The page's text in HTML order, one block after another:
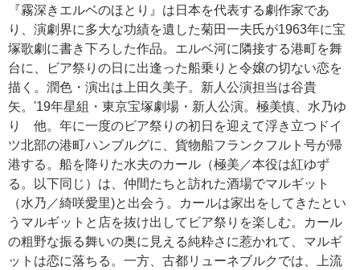
『霧深きエルベのほとり』は日本を代表する劇作家であ
り、演劇界に多大な功績を遺した菊田一夫氏が1963年に宝
塚歌劇に書き下ろした作品。エルベ河に隣接する港町を舞
台に、ビア祭りの日に出逢った船乗りと令嬢の切ない恋を
描く。潤色・演出は上田久美子。新人公演担当は谷貴
矢。'19年星組・東京宝塚劇場・新人公演。極美慎、水乃ゆ
り 他。年に一度のビア祭りの初日を迎えて浮き立つドイ
ツ北部の港町ハンブルグに、貨物船フランクフルト号が帰
港する。船を降りた水夫のカール（極美／本役は紅ゆず
る。以下同じ）は、仲間たちと訪れた酒場でマルギット
（水乃／綺咲愛里)と出会う。カールは家出をしてきたとい
うマルギットと店を抜け出してビア祭りを楽しむ。カール
の粗野な振る舞いの奥に見える純粋さに惹かれて、マルギ
ットは恋に落ちる。一方、古都リューネブルクでは、上流